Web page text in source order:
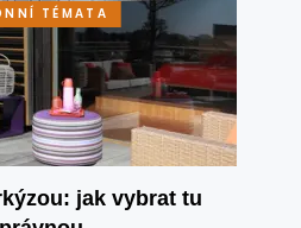
TÉMATA
jak vybrat tu